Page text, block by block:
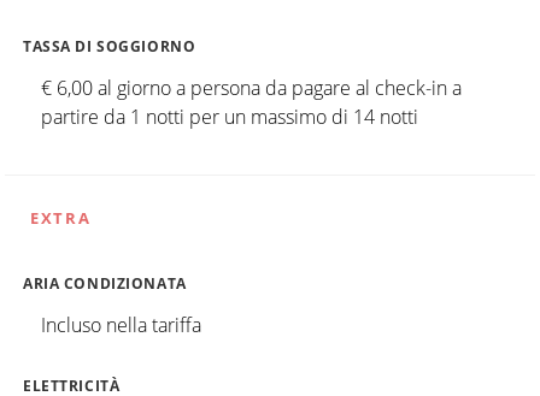
TASSA DI SOGGIORNO
€ 6,00 al giorno a persona da pagare al check-in a
partire da 1 notti per un massimo di 14 notti
EXTRA
ARIA CONDIZIONATA
Incluso nella tariffa
ELETTRICITÀ